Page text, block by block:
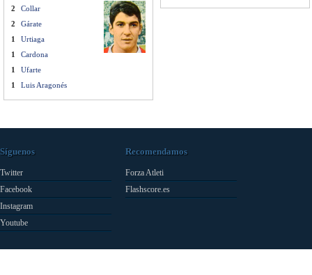
2
Collar
2
Gárate
1
Urtiaga
1
Cardona
1
Ufarte
1
Luis Aragonés
Síguenos
Twitter
Facebook
Instagram
Youtube
Recomendamos
Forza Atleti
Flashscore.es